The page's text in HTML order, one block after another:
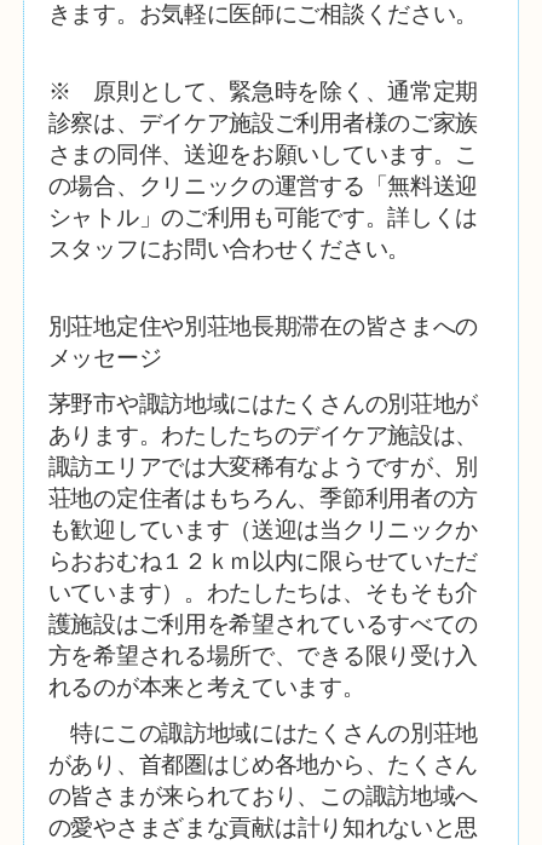
きます。お気軽に医師にご相談ください。
※ 原則として、緊急時を除く、通常定期
診察は、デイケア施設ご利用者様のご家族
さまの同伴、送迎をお願いしています。こ
の場合、クリニックの運営する「無料送迎
シャトル」のご利用も可能です。詳しくは
スタッフにお問い合わせください。
別荘地定住や別荘地長期滞在の皆さまへの
メッセージ
茅野市や諏訪地域にはたくさんの別荘地が
あります。わたしたちのデイケア施設は、
諏訪エリアでは大変稀有なようですが、別
荘地の定住者はもちろん、季節利用者の方
も歓迎しています（送迎は当クリニックか
らおおむね１２ｋｍ以内に限らせていただ
いています）。わたしたちは、そもそも介
護施設はご利用を希望されているすべての
方を希望される場所で、できる限り受け入
れるのが本来と考えています。
特にこの諏訪地域にはたくさんの別荘地
があり、首都圏はじめ各地から、たくさん
の皆さまが来られており、この諏訪地域へ
の愛やさまざまな貢献は計り知れないと思